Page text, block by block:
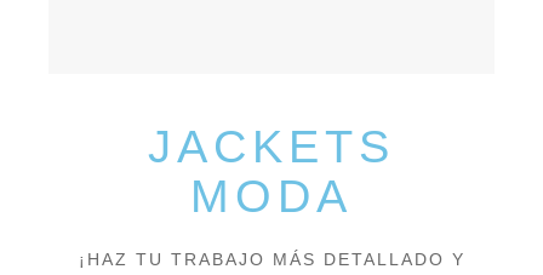
JACKETS
MODA
¡HAZ TU TRABAJO MÁS DETALLADO Y